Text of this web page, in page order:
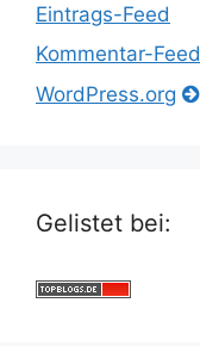
Eintrags-Feed
Kommentar-Feed
WordPress.org
Gelistet bei: